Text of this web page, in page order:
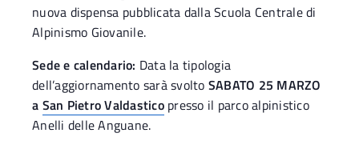
nuova dispensa pubblicata dalla Scuola Centrale di
Alpinismo Giovanile.
Sede e calendario: Data la tipologia
dell’aggiornamento sarà svolto SABATO 25 MARZO
a San Pietro Valdasticopresso il parco alpinistico
Anelli delle Anguane.